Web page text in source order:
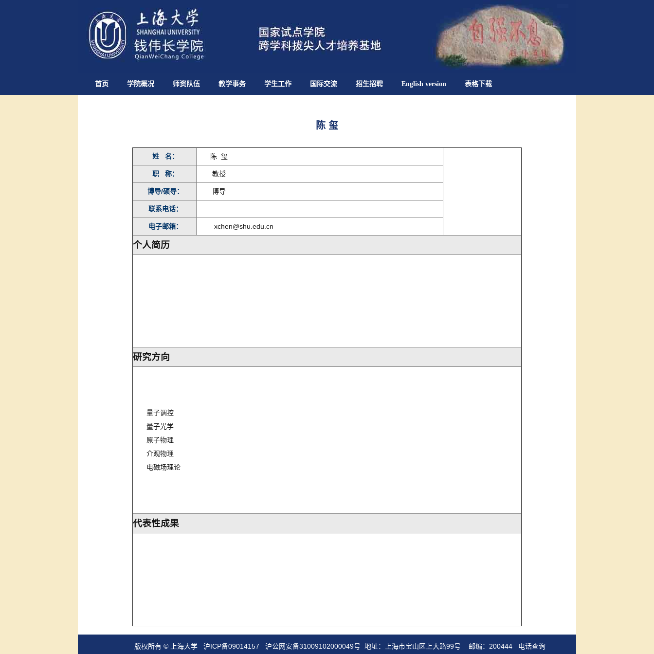
首页 学院概况 师资队伍 教学事务 学生工作 国际交流 招生招聘 English version 表格下载
陈 玺
姓 名： 陈 玺
职 称： 教授
博导/硕导： 博导
联系电话：
电子邮箱： xchen@shu.edu.cn
个人简历
研究方向
量子调控
量子光学
原子物理
介观物理
电磁场理论
代表性成果
版权所有 ©上海大学 沪ICP备09014157 沪公网安备31009102000049号 地址：上海市宝山区上大路99号 邮编：200444 电话查询